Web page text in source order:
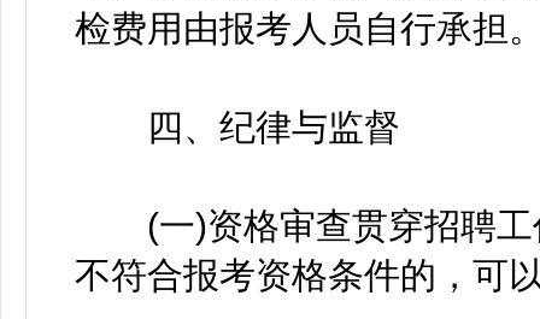
检费用由报考人员自行承担
四、纪律与监督
(一)资格审查贯穿招聘工
不符合报考资格条件的，可